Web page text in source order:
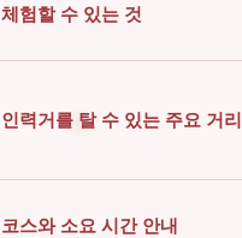
체험할 수 있는 것
인력거를 탈 수 있는 주요 거리
코스와 소요 시간 안내